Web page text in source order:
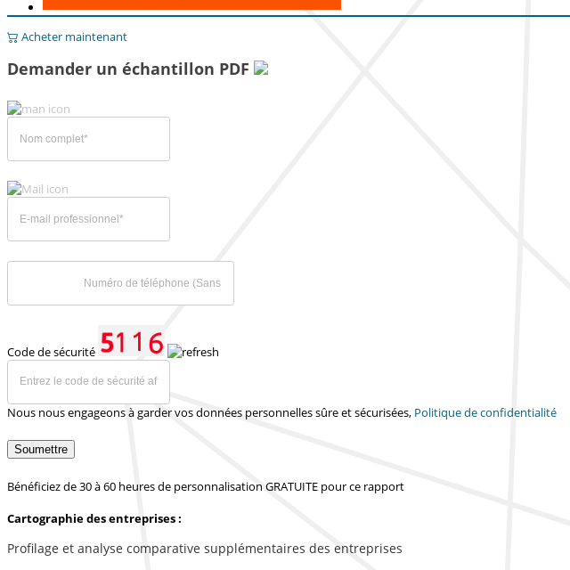
Acheter maintenant
Demander un échantillon PDF
Code de sécurité
Nous nous engageons à garder vos données personnelles sûre et sécurisées, Politique de confidentialité
Soumettre
Bénéficiez de 30 à 60 heures de personnalisation GRATUITE pour ce rapport
Cartographie des entreprises :
Profilage et analyse comparative supplémentaires des entreprises